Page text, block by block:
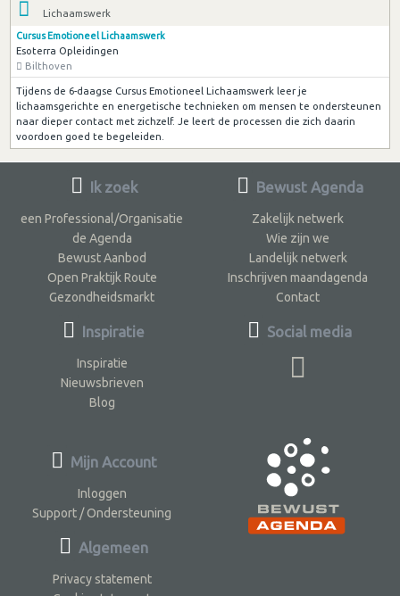
Lichaamswerk
Cursus Emotioneel Lichaamswerk
Esoterra Opleidingen
Bilthoven
Tijdens de 6-daagse Cursus Emotioneel Lichaamswerk leer je
lichaamsgerichte en energetische technieken om mensen te ondersteunen
naar dieper contact met zichzelf. Je leert de processen die zich daarin
voordoen goed te begeleiden.
Ik zoek
een Professional/Organisatie
de Agenda
Bewust Aanbod
Open Praktijk Route
Gezondheidsmarkt
Inspiratie
Inspiratie
Nieuwsbrieven
Blog
Bewust Agenda
Zakelijk netwerk
Wie zijn we
Landelijk netwerk
Inschrijven maandagenda
Contact
Social media
Mijn Account
Inloggen
Support / Ondersteuning
Algemeen
Privacy statement